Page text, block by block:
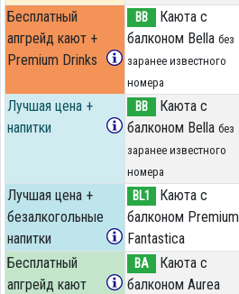
Бесплатный
апгрейд кают +
Premium Drinks
BB
Каюта с
балконом Bella без
заранее известного
номера
Лучшая цена +
напитки
BB
Каюта с
балконом Bella без
заранее известного
номера
Лучшая цена +
безалкогольные
напитки
BL1
Каюта с
балконом Premium
Fantastica
Бесплатный
апгрейд кают
BA
Каюта с
балконом Aurea